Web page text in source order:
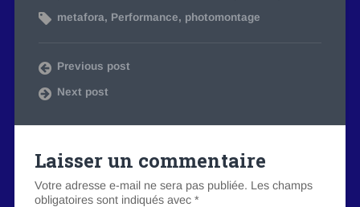
metafora, Performance, photomontage
Previous post
Next post
Laisser un commentaire
Votre adresse e-mail ne sera pas publiée. Les champs
obligatoires sont indiqués avec *